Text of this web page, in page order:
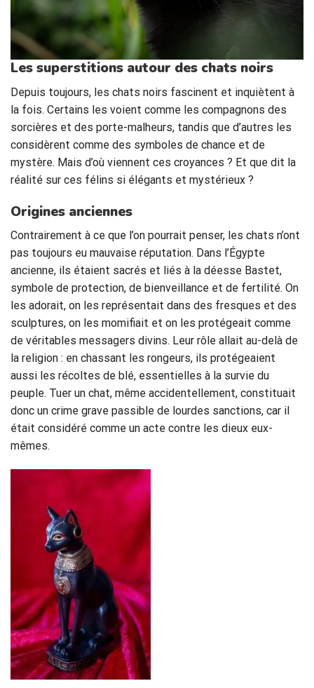
Les superstitions autour des chats noirs
Depuis toujours, les chats noirs fascinent et inquiètent à
la fois. Certains les voient comme les compagnons des
sorcières et des porte-malheurs, tandis que d’autres les
considèrent comme des symboles de chance et de
mystère. Mais d’où viennent ces croyances ? Et que dit la
réalité sur ces félins si élégants et mystérieux ?
Origines anciennes
Contrairement à ce que l’on pourrait penser, les chats n’ont
pas toujours eu mauvaise réputation. Dans l’Égypte
ancienne, ils étaient sacrés et liés à la déesse Bastet,
symbole de protection, de bienveillance et de fertilité. On
les adorait, on les représentait dans des fresques et des
sculptures, on les momifiait et on les protégeait comme
de véritables messagers divins. Leur rôle allait au-delà de
la religion : en chassant les rongeurs, ils protégeaient
aussi les récoltes de blé, essentielles à la survie du
peuple. Tuer un chat, même accidentellement, constituait
donc un crime grave passible de lourdes sanctions, car il
était considéré comme un acte contre les dieux eux-
mêmes.